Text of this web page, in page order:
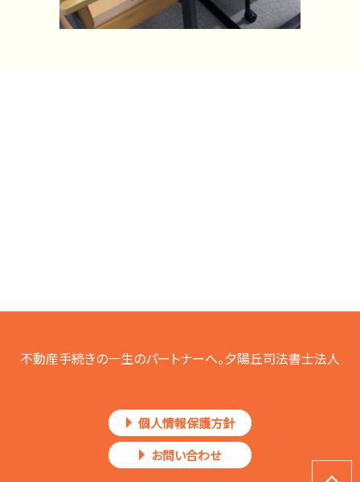
不動産手続きの一生のパートナーへ。夕陽丘司法書士法人
個人情報保護方針
お問い合わせ